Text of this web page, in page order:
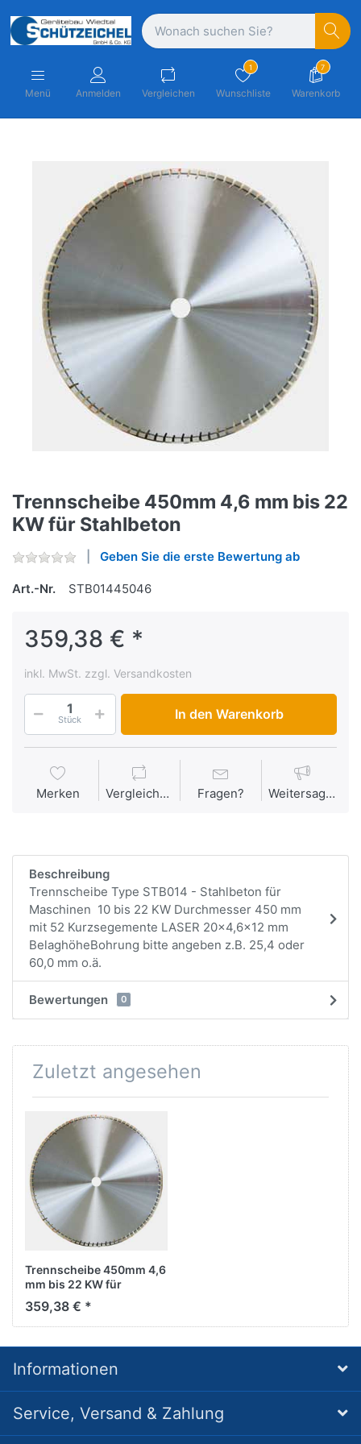
Menü Anmelden Vergleichen
1
Wunschliste
7
Warenkorb
Trennscheibe 450mm 4,6 mm bis 22
KW für Stahlbeton
Geben Sie die erste Bewertung ab
Art.-Nr. STB01445046
359,38 € *
inkl. MwSt. zzgl. Versandkosten
Stück In den Warenkorb
Merken Vergleichen Fragen? Weitersagen
Beschreibung
Trennscheibe Type STB014 - Stahlbeton für
Maschinen 10 bis 22 KW Durchmesser 450 mm
mit 52 Kurzsegemente LASER 20x4,6x12 mm
BelaghöheBohrung bitte angeben z.B. 25,4 oder
60,0 mm o.ä.
Bewertungen 0
Zuletzt angesehen
Trennscheibe 450mm 4,6
mm bis 22 KW für
Stahlbeton
359,38 € *
Informationen
Service, Versand & Zahlung